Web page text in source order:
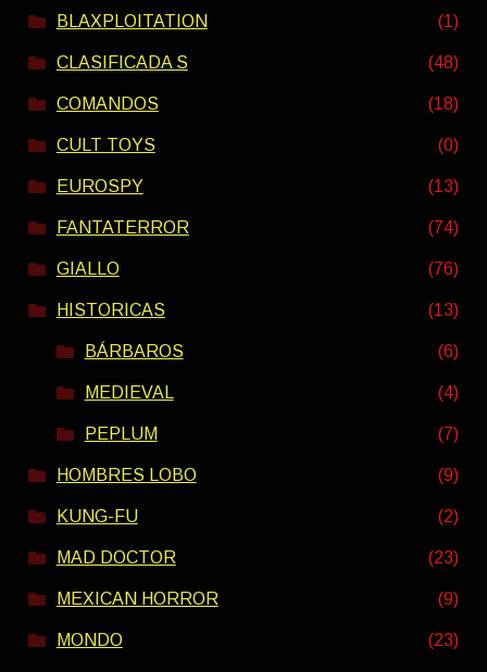
BLAXPLOITATION (1)
CLASIFICADA S (48)
COMANDOS (18)
CULT TOYS (0)
EUROSPY (13)
FANTATERROR (74)
GIALLO (76)
HISTORICAS (13)
BÁRBAROS (6)
MEDIEVAL (4)
PEPLUM (7)
HOMBRES LOBO (9)
KUNG-FU (2)
MAD DOCTOR (23)
MEXICAN HORROR (9)
MONDO (23)